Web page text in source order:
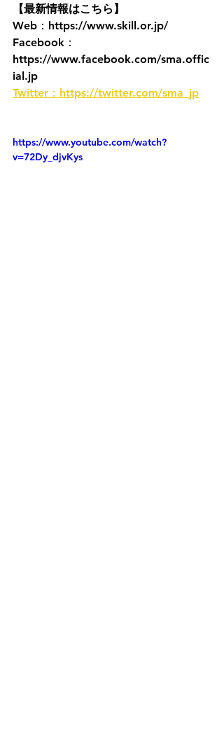
【最新情報はこちら】
Web：https://www.skill.or.jp/
Facebook：
https://www.facebook.com/sma.offic
ial.jp
Twitter：https://twitter.com/sma_jp
https://www.youtube.com/watch?
v=72Dy_djvKys